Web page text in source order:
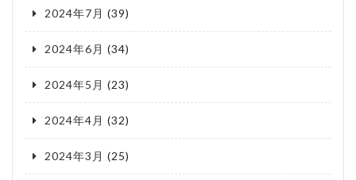
2024年7月 (39)
2024年6月 (34)
2024年5月 (23)
2024年4月 (32)
2024年3月 (25)